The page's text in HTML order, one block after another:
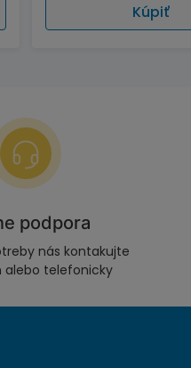
Kúpiť
podpora
nás kontakujte
telefonicky